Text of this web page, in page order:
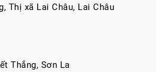
Thị xã Lai Châu, Lai Châu
Thắng, Sơn La